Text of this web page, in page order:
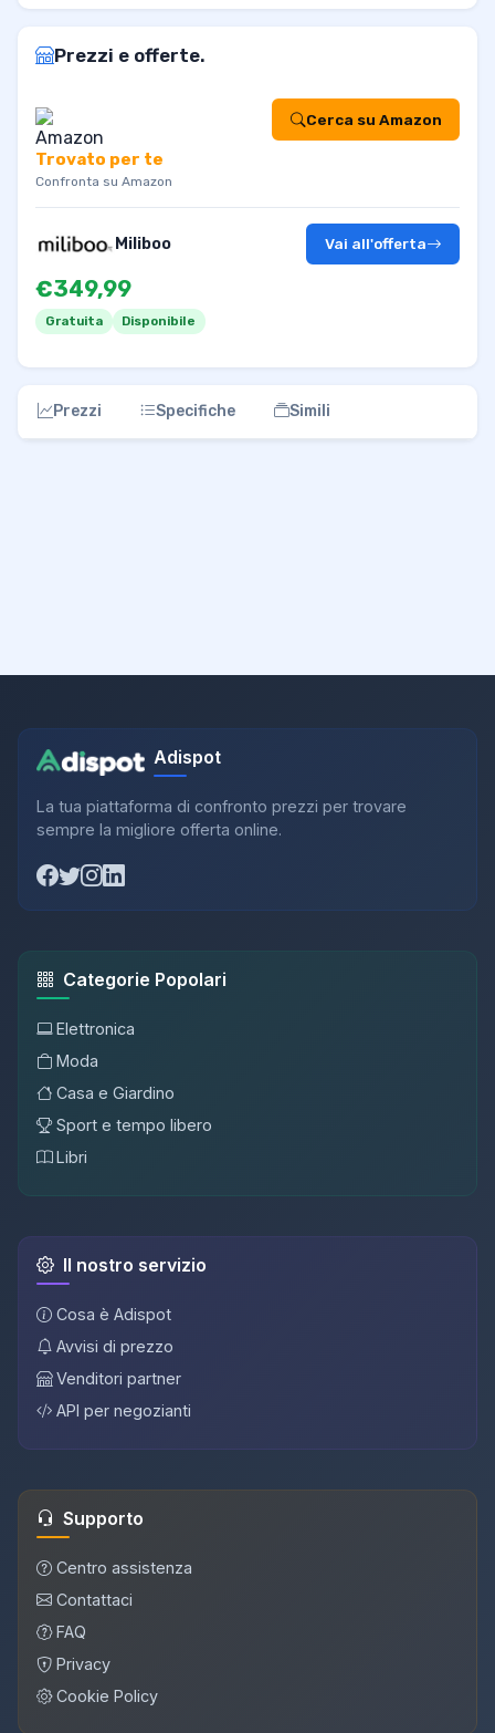
Prezzi e offerte.
Trovato per te
Confronta su Amazon
Cerca su Amazon
Miliboo
€349,99
Gratuita Disponibile
Vai all'offerta
Prezzi Specifiche Simili
Adispot
La tua piattaforma di confronto prezzi per trovare
sempre la migliore offerta online.
Categorie Popolari
Elettronica
Moda
Casa e Giardino
Sport e tempo libero
Libri
Il nostro servizio
Cosa è Adispot
Avvisi di prezzo
Venditori partner
API per negozianti
Supporto
Centro assistenza
Contattaci
FAQ
Privacy
Cookie Policy